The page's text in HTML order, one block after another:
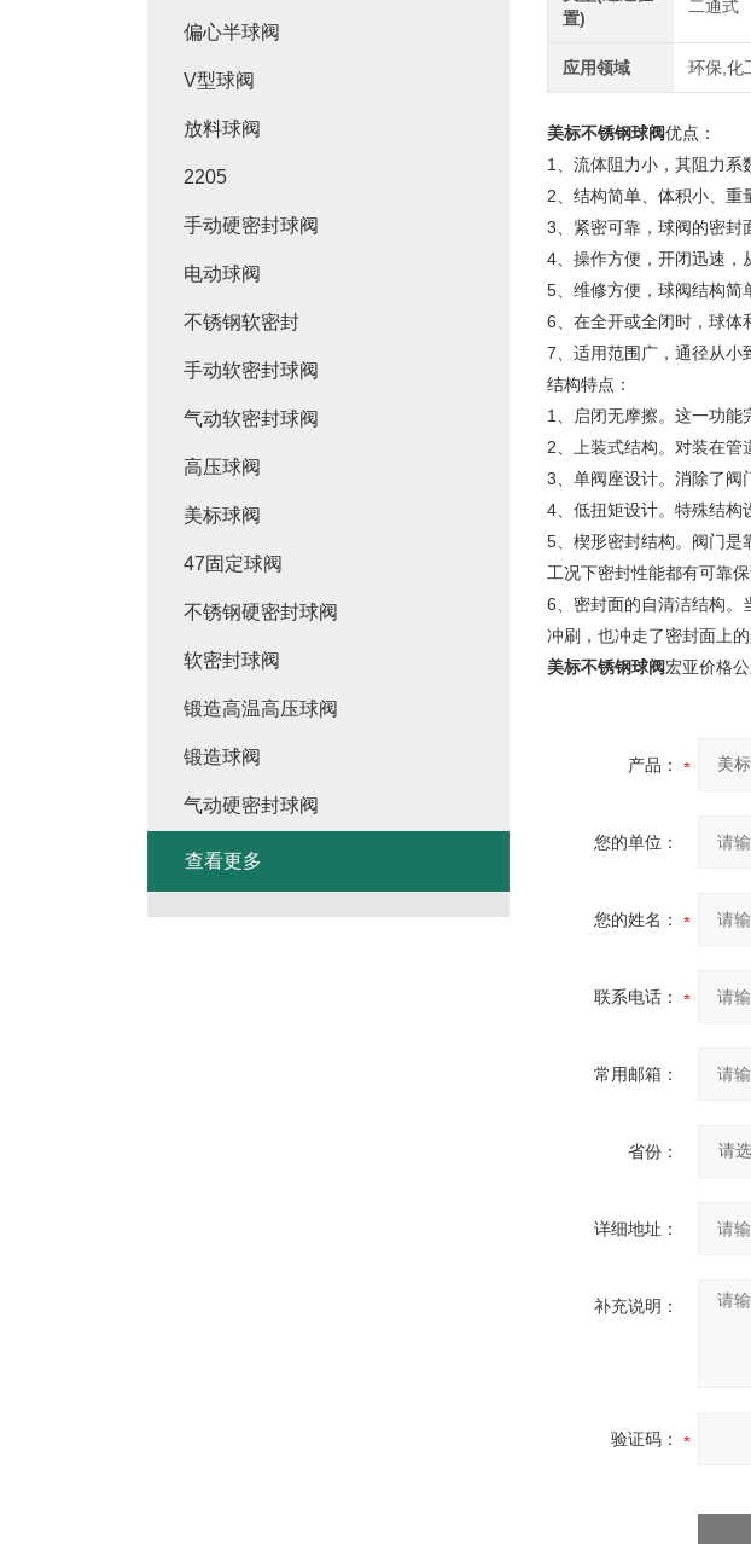
置)
二通式
应用领域 环保,化
美标不锈钢球阀优点：
1、流体阻力小，其阻力系
2、结构简单、体积小、重
3、紧密可靠，球阀的密封
4、操作方便，开闭迅速，
5、维修方便，球阀结构简
6、在全开或全闭时，球体
7、适用范围广，通径从小
结构特点：
1、启闭无摩擦。这一功能
2、上装式结构。对装在管
3、单阀座设计。消除了阀
4、低扭矩设计。特殊结构
5、楔形密封结构。阀门是
工况下密封性能都有可靠保
6、密封面的自清洁结构。
冲刷，也冲走了密封面上
美标不锈钢球阀宏亚价格
产品：
您的单位：
您的姓名：
联系电话：
常用邮箱：
省份：
详细地址：
补充说明：
验证码：
偏心半球阀
V型球阀
放料球阀
2205
手动硬密封球阀
电动球阀
不锈钢软密封
手动软密封球阀
气动软密封球阀
高压球阀
美标球阀
47固定球阀
不锈钢硬密封球阀
软密封球阀
锻造高温高压球阀
锻造球阀
气动硬密封球阀
查看更多